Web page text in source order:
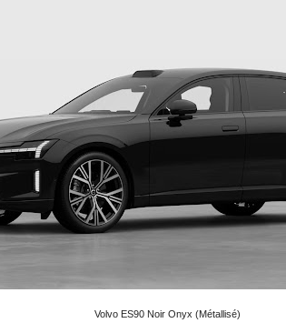
Volvo ES90 Noir Onyx (Métallisé)